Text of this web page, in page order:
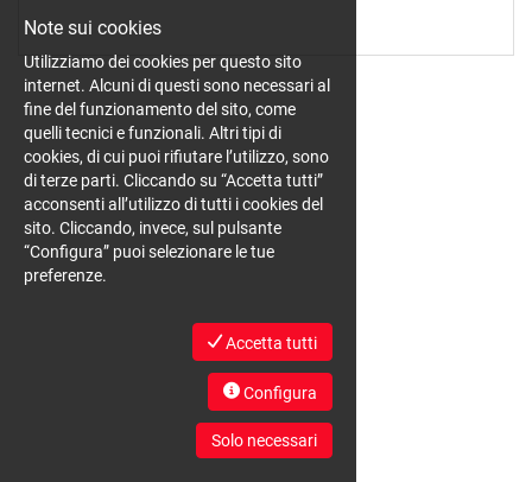
FR
IT
DE
ES
Note sui cookies
Utilizziamo dei cookies per questo sito
internet. Alcuni di questi sono necessari al
fine del funzionamento del sito, come
quelli tecnici e funzionali. Altri tipi di
cookies, di cui puoi rifiutare l’utilizzo, sono
di terze parti. Cliccando su “Accetta tutti”
acconsenti all’utilizzo di tutti i cookies del
sito. Cliccando, invece, sul pulsante
“Configura” puoi selezionare le tue
preferenze.
Accetta tutti
Configura
Solo necessari